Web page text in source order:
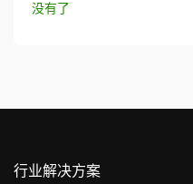
没有了
行业解决方案